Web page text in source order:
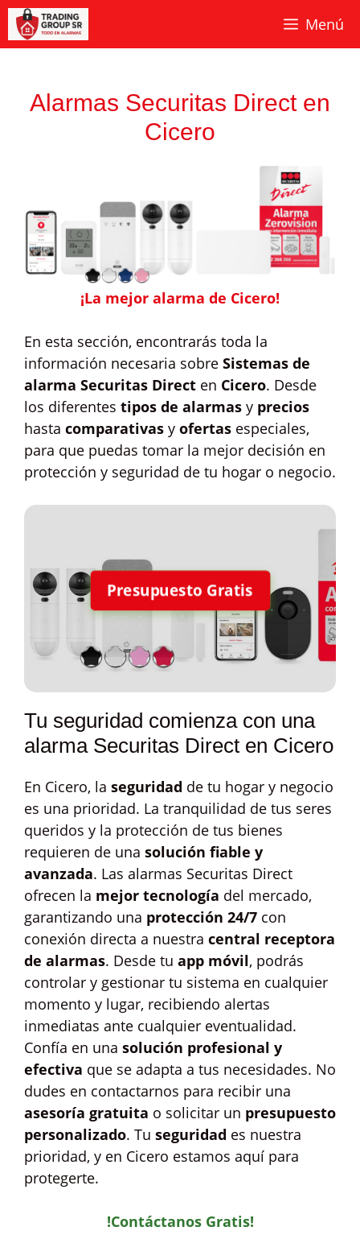
Saltar
contenido
Menú
Alarmas Securitas Direct en
Cicero
¡La mejor alarma de Cicero!
En esta sección, encontrarás toda la
información necesaria sobre Sistemas de
alarma Securitas Direct en Cicero. Desde
los diferentes tipos de alarmas y precios
hasta comparativas y ofertas especiales,
para que puedas tomar la mejor decisión en
protección y seguridad de tu hogar o negocio.
Presupuesto Gratis
Tu seguridad comienza con una
alarma Securitas Direct en Cicero
En Cicero, la seguridad de tu hogar y negocio
es una prioridad. La tranquilidad de tus seres
queridos y la protección de tus bienes
requieren de una solución fiable y
avanzada. Las alarmas Securitas Direct
ofrecen la mejor tecnología del mercado,
garantizando una protección 24/7 con
conexión directa a nuestra central receptora
de alarmas. Desde tu app móvil, podrás
controlar y gestionar tu sistema en cualquier
momento y lugar, recibiendo alertas
inmediatas ante cualquier eventualidad.
Confía en una solución profesional y
efectiva que se adapta a tus necesidades. No
dudes en contactarnos para recibir una
asesoría gratuita o solicitar un presupuesto
personalizado. Tu seguridad es nuestra
prioridad, y en Cicero estamos aquí para
protegerte.
!Contáctanos Gratis!